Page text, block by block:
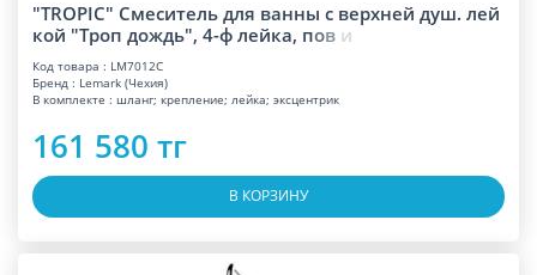
"TROPIC" Смеситель для ванны с верхней душ. лей
кой "Троп дождь", 4-ф лейка, пов и
Код товара : LM7012С
Бренд : Lemark (Чехия)
В комплекте : шланг; крепление; лейка; эксцентрик
161 580 тг
В КОРЗИНУ